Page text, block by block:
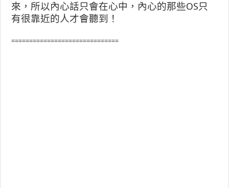
來，所以內心話只會在心中，內心的那些OS只
有很靠近的人才會聽到
！
==============================